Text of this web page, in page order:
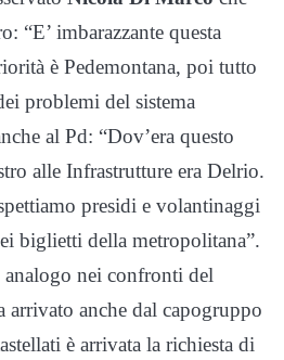
“E’ imbarazzante questa
è Pedemontana, poi tutto
problemi del sistema
al Pd: “Dov’era questo
alle Infrastrutture era Delrio.
presidi e volantinaggi
biglietti della metropolitana”.
nei confronti del
arrivato anche dal capogruppo
è arrivata la richiesta di